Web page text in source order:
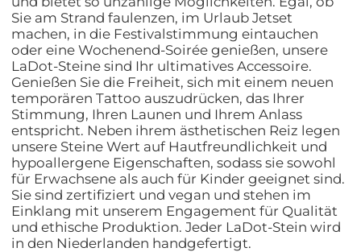
Sie am Strand faulenzen, im Urlaub Jetset
machen, in die Festivalstimmung eintauchen
oder eine Wochenend-Soirée genießen, unsere
LaDot-Steine sind Ihr ultimatives Accessoire.
Genießen Sie die Freiheit, sich mit einem neuen
temporären Tattoo auszudrücken, das Ihrer
Stimmung, Ihren Launen und Ihrem Anlass
entspricht. Neben ihrem ästhetischen Reiz legen
unsere Steine Wert auf Hautfreundlichkeit und
hypoallergene Eigenschaften, sodass sie sowohl
für Erwachsene als auch für Kinder geeignet sind.
Sie sind zertifiziert und vegan und stehen im
Einklang mit unserem Engagement für Qualität
und ethische Produktion. Jeder LaDot-Stein wird
in den Niederlanden handgefertigt.